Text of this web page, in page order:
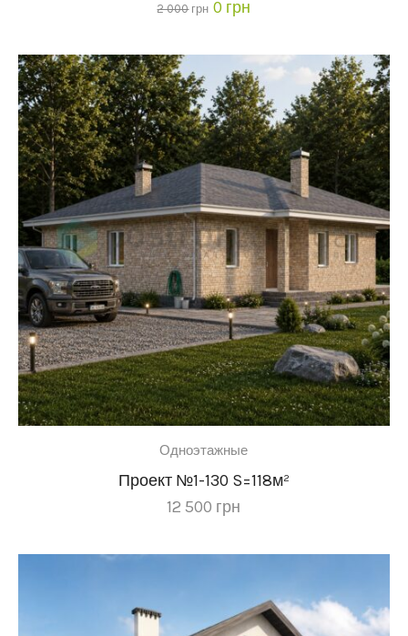
2 000 грн 0 грн
Одноэтажные
Проект №1-130 S=118м²
12 500 грн